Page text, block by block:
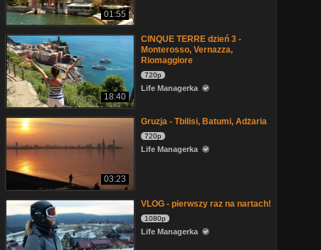
01:55
18:40
CINQUE TERRE dzień 3 -
Monterosso, Vernazza,
Riomaggiore
720p
Life Managerka
03:23
Gruzja - Tbilisi, Batumi, Adżaria
720p
Life Managerka
VLOG - pierwszy raz na nartach!
1080p
Life Managerka